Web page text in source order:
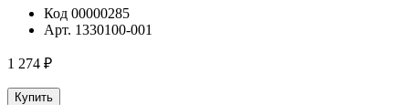
Код 00000285
Арт. 1330100-001
1 274 ₽
Купить